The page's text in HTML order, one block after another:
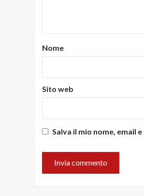
Nome
Sito web
Salva il mio nome, email